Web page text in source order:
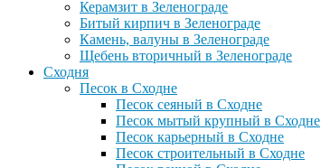
Керамзит в Зеленограде
Битый кирпич в Зеленограде
Камень, валуны в Зеленограде
Щебень вторичный в Зеленограде
Сходня
Песок в Сходне
Песок сеяный в Сходне
Песок мытый крупный в Сходне
Песок карьерный в Сходне
Песок строительный в Сходне